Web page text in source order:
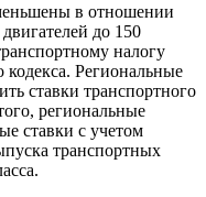
в отношении
до 150
налогу
кодекса. Региональные
ставки транспортного
региональные
ставки с учетом
транспортных